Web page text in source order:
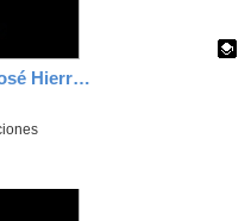
Fiesta de Halloween José Hierro 4ºB